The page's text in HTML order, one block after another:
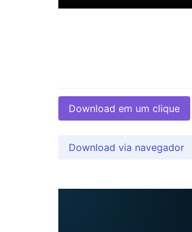
Download em um clique
Download via navegador